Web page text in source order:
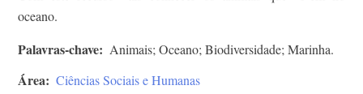
oceano.
Palavras-chave Animais; Oceano; Biodiversidade; Marinha.
Área Ciências Sociais e Humanas